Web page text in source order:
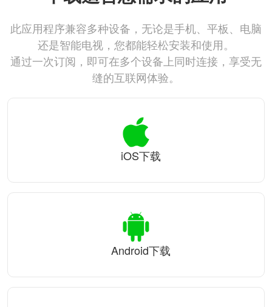
此应用程序兼容多种设备，无论是手机、平板、电脑
还是智能电视，您都能轻松安装和使用。
通过一次订阅，即可在多个设备上同时连接，享受无
缝的互联网体验。
iOS下载
Android下载